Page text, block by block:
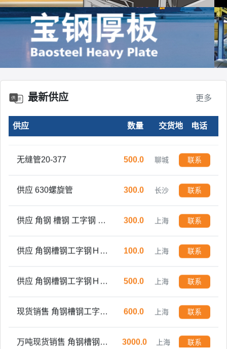
最新供应 更多
供应 数量 交货地 电话
镀铝锌板有色耐指纹 10000.0
联系
精密无缝光亮管16-57 300.0 山东 联系
无缝管20-377 500.0 聊城 联系
供应 630螺旋管 300.0 长沙 联系
300.0 上海 联系
100.0 上海 联系
500.0 上海 联系
600.0 上海 联系
3000.0 上海 联系